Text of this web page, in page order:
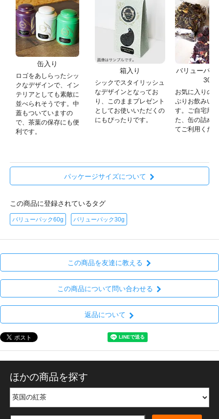
缶入り
ロゴをあしらったシッ
クなデザインで、イン
テリアとしても素敵に
並べられそうです。中
蓋もついていますの
で、茶葉の保存にも便
利です。
箱入り
シックでスタイリッシュ
なデザインとなってお
り、このままプレゼント
としてお使いいただくの
にもぴったりです。
バリューパッ
30g)
お気に入りの
ぷりお飲みい
す。ご自宅用
た、缶の詰め
てご利用くだ
パッケージサイズについて
この商品に登録されているタグ
バリューパック60g バリューパック30g
この商品を友達に教える
この商品について問い合わせる
返品について
ほかの商品を探す